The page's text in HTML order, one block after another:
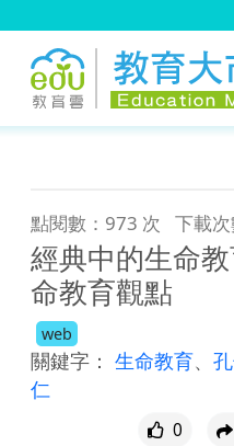
點閱數：973 次 下載
經典中的生命
命教育觀點
web
關鍵字： 生命教育、
仁
0